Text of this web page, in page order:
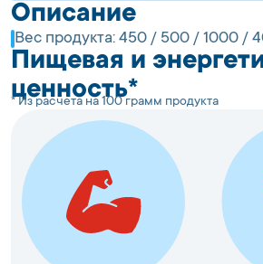
Описание
Вес продукта: 450 / 500 / 1000 /
Пищевая и
ценность*
* Из расчета на 100 грамм продукта